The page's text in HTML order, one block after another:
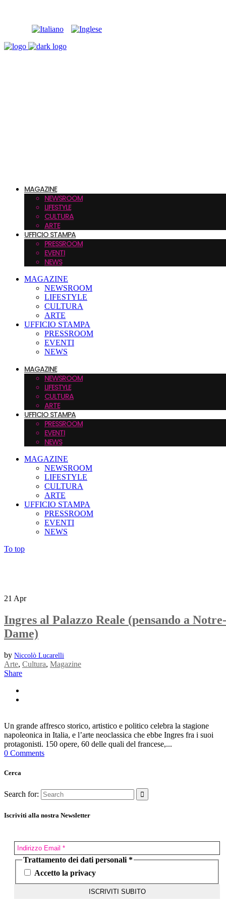
MAGAZINE
NEWSROOM
LIFESTYLE
CULTURA
ARTE
UFFICIO STAMPA
PRESSROOM
EVENTI
NEWS
MAGAZINE
NEWSROOM
LIFESTYLE
CULTURA
ARTE
UFFICIO STAMPA
PRESSROOM
EVENTI
NEWS
MAGAZINE
NEWSROOM
LIFESTYLE
CULTURA
ARTE
UFFICIO STAMPA
PRESSROOM
EVENTI
NEWS
MAGAZINE
NEWSROOM
LIFESTYLE
CULTURA
ARTE
UFFICIO STAMPA
PRESSROOM
EVENTI
NEWS
To top
21 Apr
Ingres al Palazzo Reale (pensando a Notre-
Dame)
by Niccolò Lucarelli
Arte, Cultura, Magazine
Share
Un grande affresco storico, artistico e politico celebra la stagione
napoleonica in Italia, e l’arte neoclassica che ebbe Ingres fra i suoi
protagonisti. 150 opere, 60 delle quali del francese,...
0 Comments
Cerca
Search for:
Iscriviti alla nostra Newsletter
Trattamento dei dati personali *
Accetto la privacy